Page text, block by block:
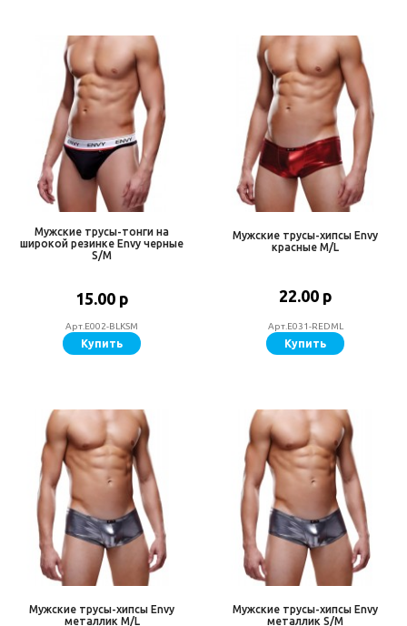
Мужские трусы-тонги на
широкой резинке Envy черные
S/M
15.00 р
Арт.E002-BLKSM
Купить
Мужские трусы-хипсы Envy
красные M/L
22.00 р
Арт.E031-REDML
Купить
Мужские трусы-хипсы Envy
металлик M/L
Мужские трусы-хипсы Envy
металлик S/M